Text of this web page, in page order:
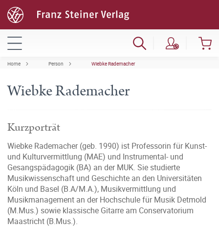
Home Person Wiebke Rademacher
Wiebke Rademacher
Kurzporträt
Wiebke Rademacher (geb. 1990) ist Professorin für Kunst-
und Kulturvermittlung (MAE) und Instrumental- und
Gesangspädagogik (BA) an der MUK. Sie studierte
Musikwissenschaft und Geschichte an den Universitäten
Köln und Basel (B.A/M.A.), Musikvermittlung und
Musikmanagement an der Hochschule für Musik Detmold
(M.Mus.) sowie klassische Gitarre am Conservatorium
Maastricht (B.Mus.).